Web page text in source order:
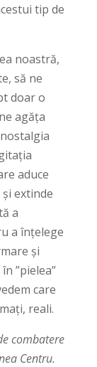
tip de
noastră,
să ne
doar o
agăța
aduce
extinde
a
a înțelege
și
”pielea”
care
reali.
combatere
Centru.